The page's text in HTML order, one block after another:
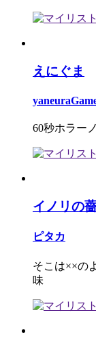
えにぐま
60秒ホラー
イノリの
ピタカ
そこは××の
味